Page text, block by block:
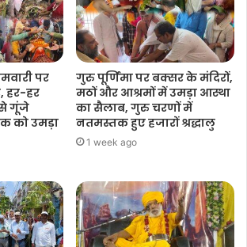
पर
हर-हर
गूंजे
को उमड़ा
गुरु पूर्णिमा पर बक्सर के मंदिरों,
मठों और आश्रमों में उमड़ा आस्था
का सैलाब, गुरु चरणों में
नतमस्तक हुए हजारों श्रद्धालु
1 week ago